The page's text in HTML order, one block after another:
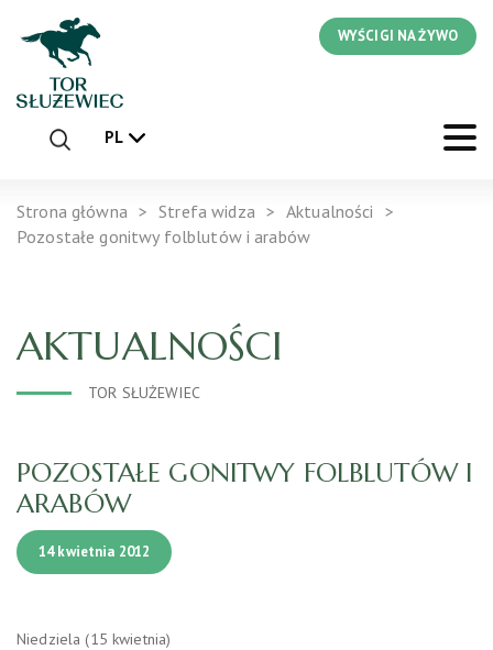
WYŚCIGI NA ŻYWO
PL
Strona główna Strefa widza
Aktualności
Pozostałe gonitwy folblutów i arabów
AKTUALNOŚCI
TOR SŁUŻEWIEC
POZOSTAŁE GONITWY FOLBLUTÓW I
ARABÓW
14 kwietnia 2012
Niedziela (15 kwietnia)